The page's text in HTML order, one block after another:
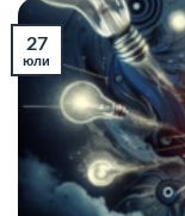
27
юли